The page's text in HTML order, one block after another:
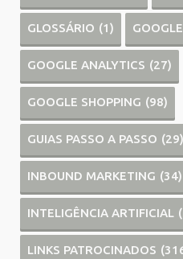
GLOSSÁRIO (1)
GOOGLE ANALYTICS (27)
GOOGLE SHOPPING (98)
GUIAS PASSO A PASSO (29)
INBOUND MARKETING (34)
INTELIGÊNCIA ARTIFICIAL
LINKS PATROCINADOS